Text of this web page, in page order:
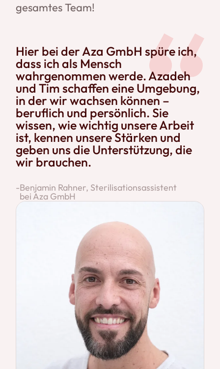
gesamtes Team!
Hier bei der Aza GmbH spüre ich,
dass ich als Mensch
wahrgenommen werde. Azadeh
und Tim schaffen eine Umgebung,
in der wir wachsen können –
beruflich und persönlich. Sie
wissen, wie wichtig unsere Arbeit
ist, kennen unsere Stärken und
geben uns die Unterstützung, die
wir brauchen.
-Benjamin Rahner, Sterilisationsassistent
bei Aza GmbH